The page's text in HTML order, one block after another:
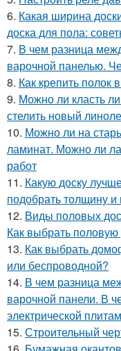
6. Какая ширина
доска для пола:
7. В чем разница
варочной панелью.
8. Как крепить полок
9. Можно ли класть
стелить новый
10. Можно ли на
ламинат. Можно ли
работ
11. Какую доску
подобрать толщину
12. Виды половых
Как выбрать половую
13. Как выбрать
или беспроводной?
14. В чем разница
варочной панели. В
электрической
15. Строительный